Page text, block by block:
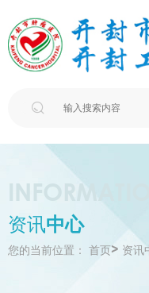

资讯中心
您的当前位置： 首页> 资讯